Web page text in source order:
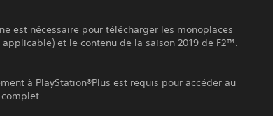
est nécessaire pour télécharger les monoplaces
applicable) et le contenu de la saison 2019 de F2™.
à PlayStation®Plus est requis pour accéder au